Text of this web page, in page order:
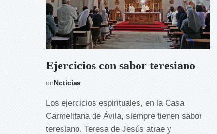
Ejercicios con sabor teresiano
onNoticias
Los ejercicios espirituales, en la Casa
Carmelitana de Ávila, siempre tienen sabor
teresiano. Teresa de Jesús atrae y